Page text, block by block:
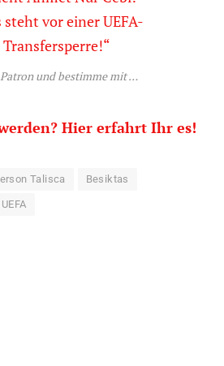
Patron und bestimme mit …
Hier erfahrt Ihr es!
Talisca Besiktas
UEFA